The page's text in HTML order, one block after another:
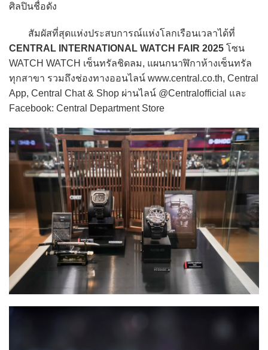
ศิลปินชื่อดัง
สัมผัสที่สุดแห่งประสบการณ์แห่งโลกเรือนเวลาได้ที่
CENTRAL INTERNATIONAL WATCH FAIR 2025 โซน
WATCH WATCH เซ็นทรัลชิดลม, แผนกนาฬิกาห้างเซ็นทรัล
ทุกสาขา รวมถึงช่องทางออนไลน์ www.central.co.th, Central
App, Central Chat & Shop ผ่านไลน์ @Centralofficial และ
Facebook: Central Department Store